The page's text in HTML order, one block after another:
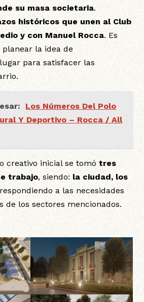
su masa societaria.
históricos que unen al Club
y con Manuel Rocca. Es
la idea de
para satisfacer las
Los Números Del Polo
Y Deportivo – Rocca / All
creativo inicial se tomótres
trabajo, siendo: la ciudad, los
respondiendo a las necesidades
de los sectores mencionados.